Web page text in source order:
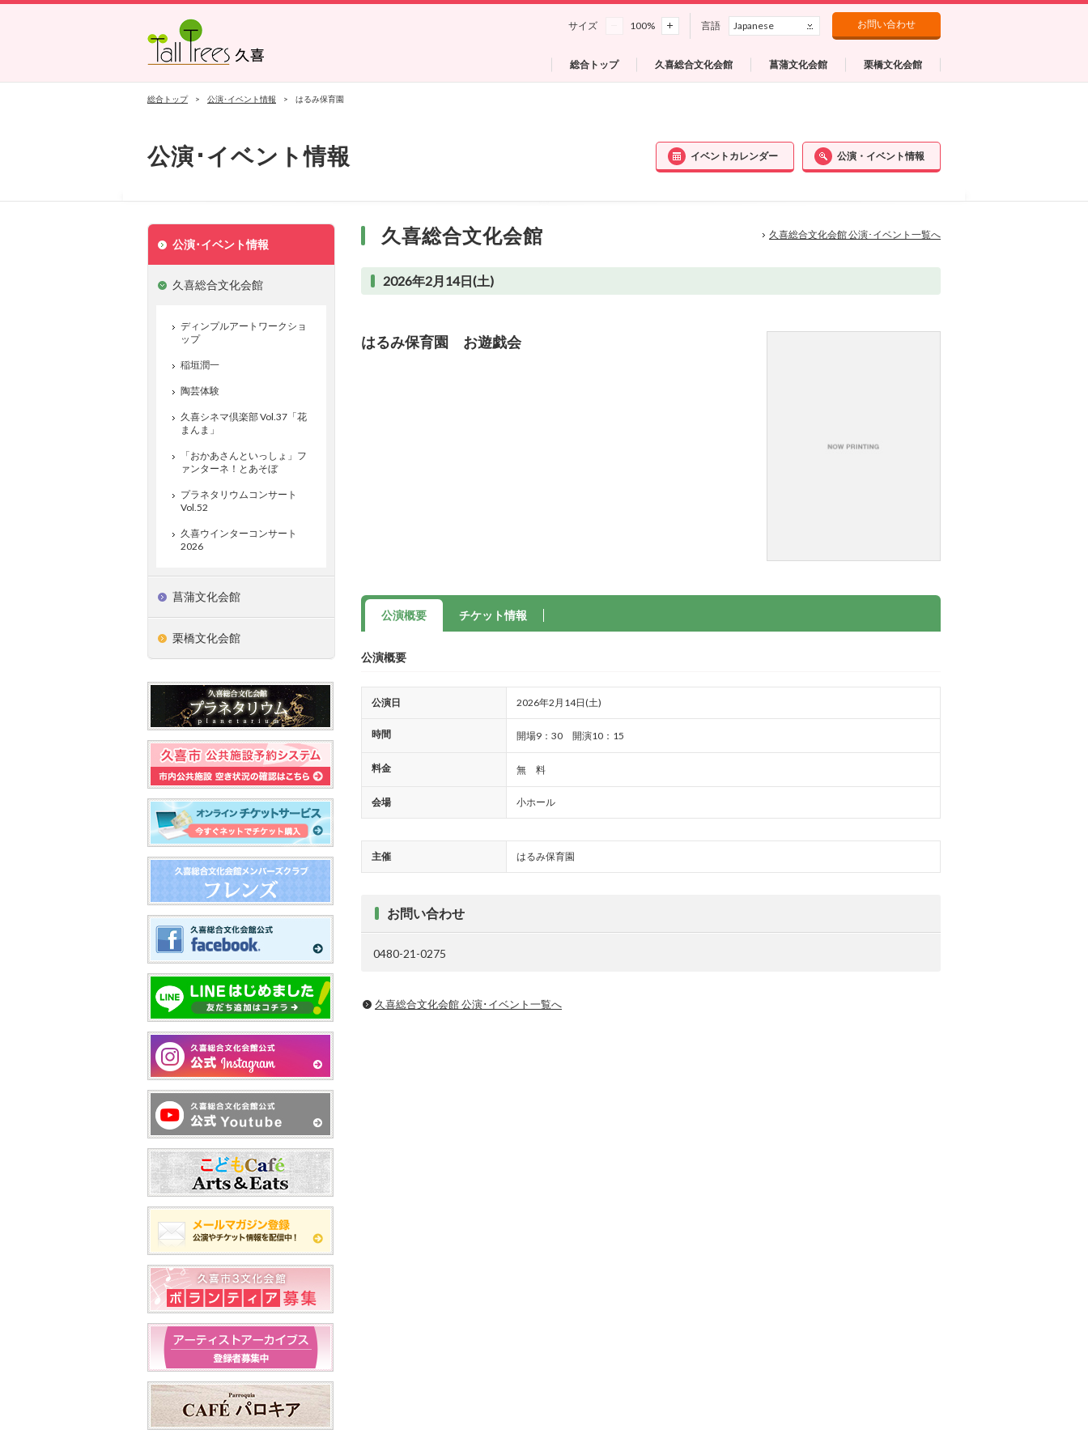
総合トップ 久喜総合文化会館 菖蒲文化会館 栗橋文化会館
サイズ 100% 言語 Japanese お問い合わせ
総合トップ 公演･イベント情報 はるみ保育園
公演･イベント情報 イベントカレンダー 公演・イベント情報
久喜総合文化会館 久喜総合文化会館 公演･イベント一覧へ
2026年2月14日(土)
はるみ保育園 お遊戯会
公演概要 チケット情報
公演概要
公演日 2026年2月14日(土)
時間 開場9：30 開演10：15
料金 無 料
会場 小ホール
主催 はるみ保育園
お問い合わせ
0480-21-0275
久喜総合文化会館 公演･イベント一覧へ
公演･イベント情報
久喜総合文化会館
ディンプルアートワークショ
ップ
稲垣潤一
陶芸体験
久喜シネマ倶楽部 Vol.37「花
まんま」
「おかあさんといっしょ」フ
ァンターネ！とあそぼ
プラネタリウムコンサート
Vol.52
久喜ウインターコンサート
2026
菖蒲文化会館
栗橋文化会館